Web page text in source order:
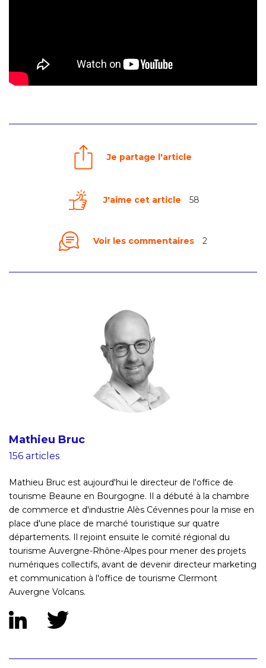
Je partage l'article
J'aime cet article 58
Voir les commentaires 2
Mathieu Bruc
156 articles
Mathieu Bruc est aujourd'hui le directeur de l'office de
tourisme Beaune en Bourgogne. Il a débuté à la chambre
de commerce et d'industrie Alès Cévennes pour la mise en
place d'une place de marché touristique sur quatre
départements. Il rejoint ensuite le comité régional du
tourisme Auvergne-Rhône-Alpes pour mener des projets
numériques collectifs, avant de devenir directeur marketing
et communication à l'office de tourisme Clermont
Auvergne Volcans.